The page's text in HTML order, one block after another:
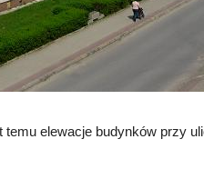
temu elewacje budynków przy